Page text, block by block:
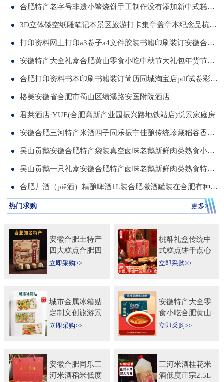
合肥特产老字号非遗小鳖烧饼手工制作没有添加新中式糕点伴手礼
3D立体镂空纸雕笔记本景区旅游打卡集章盖章本纪念品杭州合肥昆明武汉城市文创本可定制集章册景点北京logo
打印资料网上打印a3卷子a4文件胶装书籍印刷装订安徽合肥同城服务
安徽特产大全礼盒合肥黄山零食小吃中秋节大礼包年货节送伴手礼品
合肥打印资料书本印刷书籍装订简历同城淘宝店pdf试卷彩色a34讲义
格美安徽省合肥市蜀山区绩溪路安医附院酒店
君莱酒店·YUE(合肥高新产业园振兴路地铁站店)悦景家庭房
安徽合肥三河特产米酒四子同乐振宁佳酿传统珍藏稻谷香一箱两瓶
吴山贡鹅安徽合肥特产袋装真空卤味老鹅新鲜肉类熟食小吃包河发货
吴山贡鹅一只礼盒安徽合肥特产卤味老鹅新鲜肉类熟食特色小吃包邮
合肥丿酒（piě酒）精酿啤酒1L装合肥撇酒罐装在合肥有种局叫丿酒
热门求购 更多>
安徽合肥土特产
四大糕点合肥四
大名点礼盒零食
立即采购>>
桃酥礼盒传统中
式糕点饼干点心
特产食品伴手礼
立即采购>>
城市金属冰箱贴
定制文创旅游景
区纪念礼品定做
立即采购>>
安徽特产大全零
食小吃合肥黄山
烧饼糕点臭鳜鱼
立即采购>>
安徽合肥同乐三
河米酒稻米低度
三河米酒桂花米
酒低度正宗2.5L